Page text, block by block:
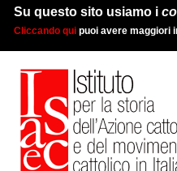
Su questo sito usiamo i
Cliccando qui puoi avere maggiori